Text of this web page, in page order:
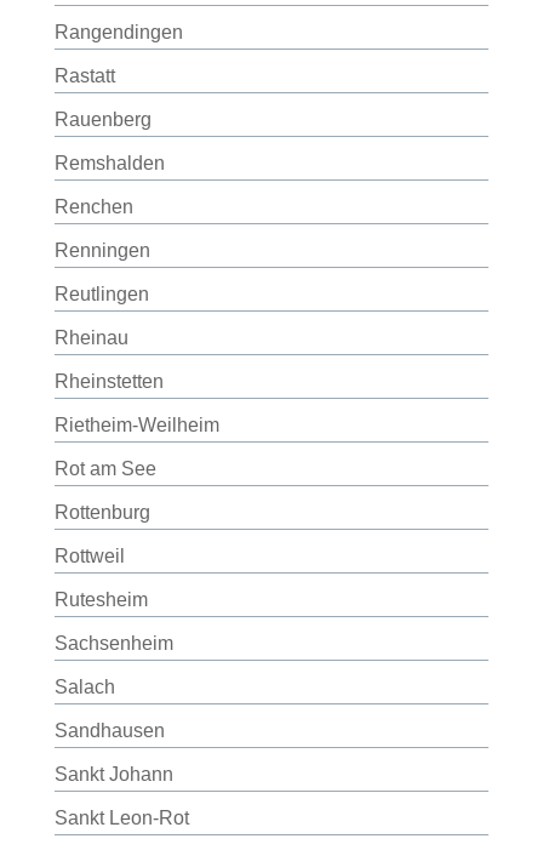
Rangendingen
Rastatt
Rauenberg
Remshalden
Renchen
Renningen
Reutlingen
Rheinau
Rheinstetten
Rietheim-Weilheim
Rot am See
Rottenburg
Rottweil
Rutesheim
Sachsenheim
Salach
Sandhausen
Sankt Johann
Sankt Leon-Rot